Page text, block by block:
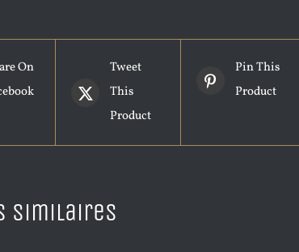
On
Tweet
This
Product
Pin This
Product
similaires